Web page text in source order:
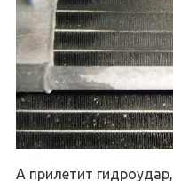
А прилетит гидроудар,